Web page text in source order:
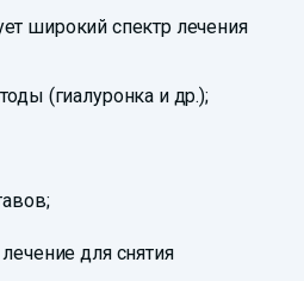
широкий спектр лечения
(гиалуронка и др.);
для снятия